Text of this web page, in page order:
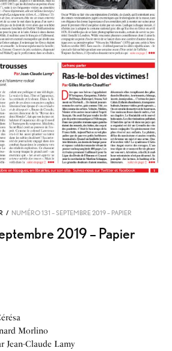
/ NUMÉRO 131 – SEPTEMBRE 2019 – PAPIER
2019 – Papier
Morlino
Jean-Claude Lamy